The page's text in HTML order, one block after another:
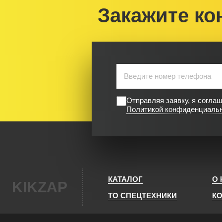
Закажите
Отправляя заявку, я
Политикой
KIKZAP КАТАЛОГ
О
ТО СПЕЦТЕХНИКИ